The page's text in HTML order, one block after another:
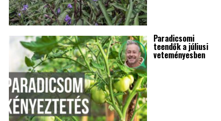
Paradicsomi
teendők a júliusi
veteményesben